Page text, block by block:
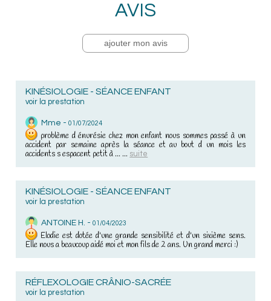
AVIS
ajouter mon avis
KINÉSIOLOGIE - SÉANCE ENFANT
voir la prestation
Mme -01/07/2024
problème d énurésie chez mon enfant nous sommes passé à un
accident par semaine après la séance et au bout d un mois les
accidents s espacent petit à ... ...suite
KINÉSIOLOGIE - SÉANCE ENFANT
voir la prestation
ANTOINE H. -01/04/2023
Elodie est dotée d'une grande sensibilité et d'un sixième sens.
Elle nous a beaucoup aidé moi et mon fils de 2 ans. Un grand merci :)
RÉFLEXOLOGIE CRÂNIO-SACRÉE
voir la prestation